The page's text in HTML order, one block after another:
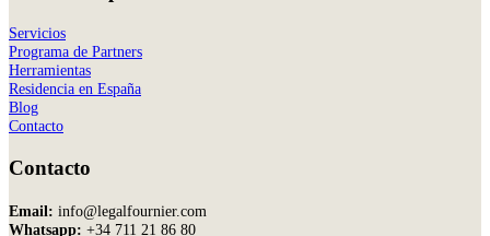
Servicios
Programa de Partners
Herramientas
Residencia en España
Blog
Contacto
Contacto
Email: info@legalfournier.com
Whatsapp: +34 711 21 86 80